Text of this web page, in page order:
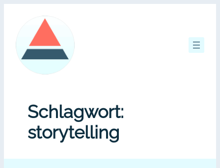
springen
Schlagwort:
storytelling